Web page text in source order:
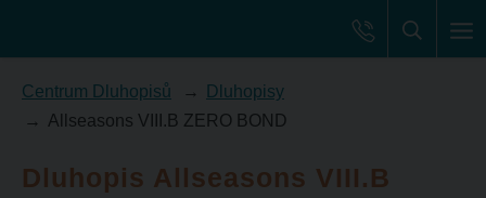
Centrum Dluhopisů
Dluhopisy
Allseasons VIII.B ZERO BOND
Dluhopis Allseasons VIII.B